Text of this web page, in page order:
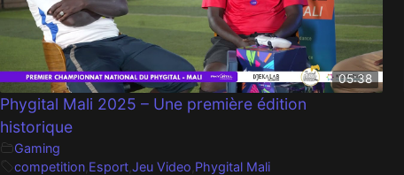
05:38
Phygital Mali 2025 – Une première édition
historique
Gaming
competition Esport Jeu Video Phygital Mali